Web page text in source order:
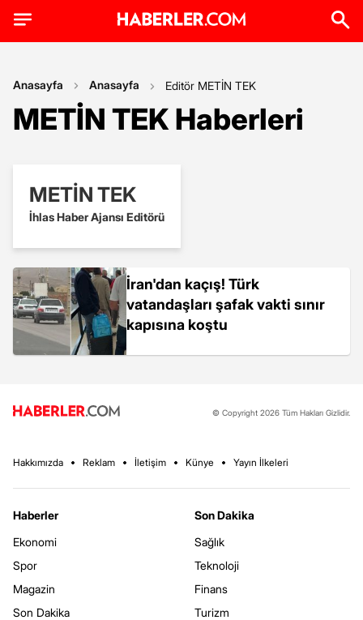
Anasayfa Anasayfa Editör METİN TEK
METİN TEK Haberleri
METİN TEK
İhlas Haber Ajansı Editörü
İran'dan kaçış! Türk
vatandaşları şafak vakti sınır
kapısına koştu
© Copyright 2026 Tüm Hakları Gizlidir.
Hakkımızda Reklam İletişim Künye Yayın İlkeleri
Haberler
Ekonomi
Spor
Magazin
Son Dakika
Son Dakika
Sağlık
Teknoloji
Finans
Turizm